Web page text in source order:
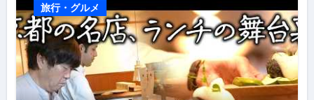
旅行・グルメ